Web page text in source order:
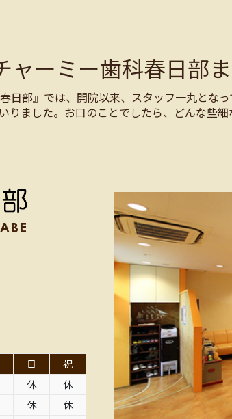
ーミー歯科春日部
部』では、開院以来、スタッフ一丸とな
ました。お口のことでしたら、どんな些細
日
祝
休
休
休
休